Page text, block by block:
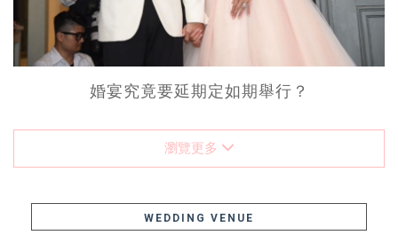
婚宴究竟要延期定如期舉行？
瀏覽更多
WEDDING VENUE